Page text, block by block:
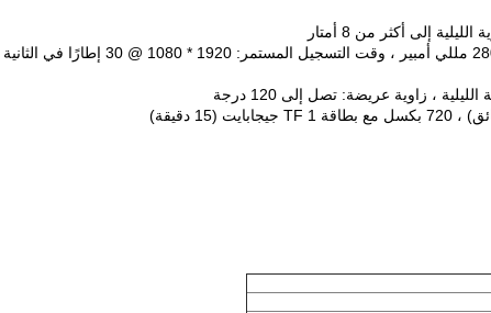
11. بناء في بطارية ليثيوم قابلة لإعادة الشحن ، 3.7 فولت 2800 مللي أمبير ، وقت التسجيل المستمر: